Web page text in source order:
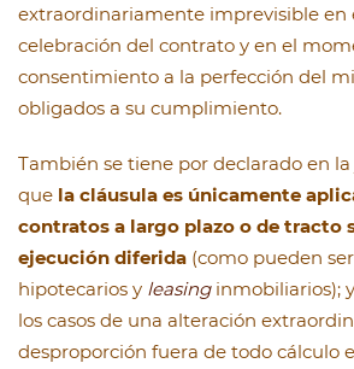
extraordinariamente imprevisible en
celebración del contrato y en el
consentimiento a la perfección del
obligados a su cumplimiento.
También se tiene por declarado en
que la cláusula es únicamente
contratos a largo plazo o de tracto
ejecución diferida (como pueden
hipotecarios y leasinginmobiliarios);
los casos de una alteración
desproporción fuera de todo cálculo